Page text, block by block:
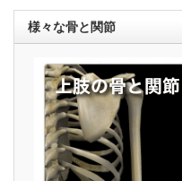
様々な骨と関節